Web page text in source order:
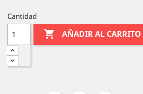
Cantidad
 AÑADIR AL CARRITO